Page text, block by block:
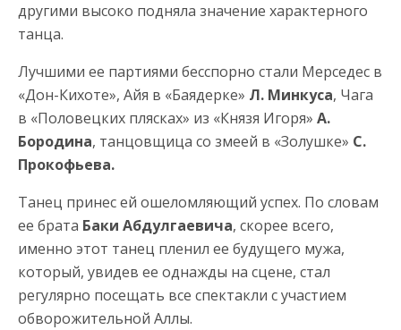
другими высоко подняла значение характерного
танца.
Лучшими ее партиями бесспорно стали Мерседес в
«Дон-Кихоте», Айя в «Баядерке» Л. Минкуса, Чага
в «Половецких плясках» из «Князя Игоря» А.
Бородина, танцовщица со змеей в «Золушке» С.
Прокофьева.
Танец принес ей ошеломляющий успех. По словам
ее брата Баки Абдулгаевича, скорее всего,
именно этот танец пленил ее будущего мужа,
который, увидев ее однажды на сцене, стал
регулярно посещать все спектакли с участием
обворожительной Аллы.